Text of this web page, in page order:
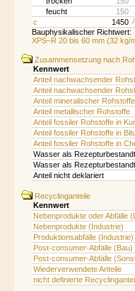
feucht
150
c
1450
Bauphysikalischer Richtwert:
XPS–R 20 bis 60 mm (32 kg/
Zusammensetzung nach
Kennwert
Anteil nachwachsender
Anteil nachwachsender
Anteil mineralischer
Anteil metallischer Rohstoffe
Anteil fossiler Rohstoffe in
Anteil fossiler Rohstoffe in
Anteil fossiler Rohstoffe in
Wasser als
Wasser als
Anteil nicht deklariert
Recyclinganteile
Kennwert
Nebenprodukte oder Abfälle
Nebenprodukte (Industrie)
Produktionsabfälle (Industrie)
Post-consumer-Abfälle (Bau)
Post-consumer-Abfälle
Wiederverwendete Anteile
nicht definierte